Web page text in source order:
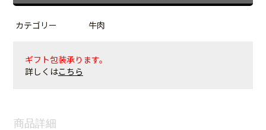
カテゴリー 牛肉
ギフト包装承ります。
詳しくはこちら
商品詳細